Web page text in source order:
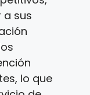
a sus
lo que